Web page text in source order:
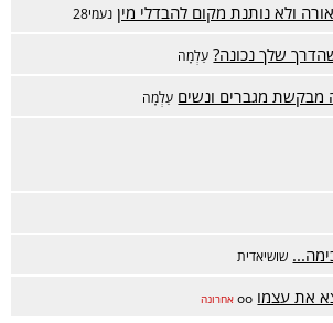
ולא נותנת מקום להבדלי מין נעמי28
שלך נכונה? עַלְמָה
מבקשת מגברים ונשים עַלְמָה
שושיאדית
את עצמו oo אחרונה